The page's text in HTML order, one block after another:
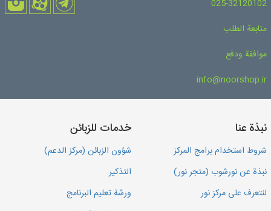
025-32120102
متابعة الطلب
موافقة ودفع
info@noorshop.ir
نبذة عنا
شروط استخدام برامج المركز
نبذة عن نورشوب (متجر نور)
لنتعرف على مركز نور
خدمات للزبائن
شؤون الزبائن (مركز الدعم)
التذكير
ورشة تعليم البرنامج